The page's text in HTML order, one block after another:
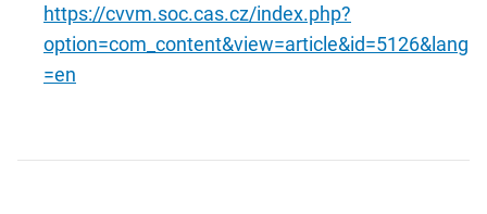
https://cvvm.soc.cas.cz/index.php?
option=com_content&view=article&id=5126&lang
=en